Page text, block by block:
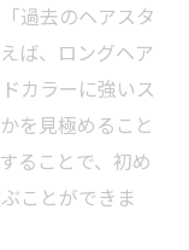
過去のヘアスタ
ば、ロングヘア
カラーに強いス
を見極めること
ることで、初め
ことができま